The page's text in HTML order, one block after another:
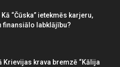
“Čūska” ietekmēs karjeru,
finansiālo labklājību?
Krievijas krava bremzē “Kālija